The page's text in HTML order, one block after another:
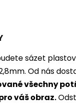
sázet
Od nás
všechny
váš obraz.